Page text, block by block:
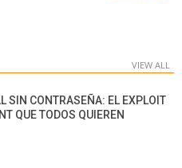
VIEW ALL
SIN CONTRASEÑA: EL EXPLOIT
QUE TODOS QUIEREN